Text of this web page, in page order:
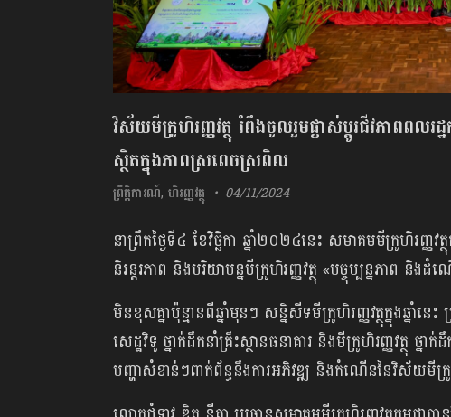
វិស័យមីក្រូហិរញ្ញវត្ថុ រំពឹងចូលរួមផ្លាស់ប្ដូរជីវភាពពលរ
ស្ថិត​ក្នុងភាពស្រពេចស្រពិល
ព្រឹត្តិការណ៍,ហិរញ្ញវត្ថុ 04/11/2024
នាព្រឹកថ្ងៃទី៤ ខែវិច្ឆិកា ឆ្នាំ២០២៤នេះ សមាគមមីក្រូហិរញ្ញវ
និរន្តរភាព និងបរិយាបន្នមីក្រូហិរញ្ញវត្ថុ «បច្ចុប្បន្នភាព និង
មិនខុសគ្នាប៉ុន្មានពីឆ្នាំមុនៗ សន្និសីទមីក្រូហិរញ្ញវត្ថុក្នុងឆ្នាំ
សេដ្ឋវិទូ ថ្នាក់ដឹកនាំគ្រឹះស្ថានធនាគារ និងមីក្រូហិរញ្ញវត្ថុ ថ្នា
បញ្ហាសំខាន់ៗពាក់ព័ន្ធនឹងការអភិវឌ្ឍ និងកំណើននៃវិស័យ​មីក្រូ​